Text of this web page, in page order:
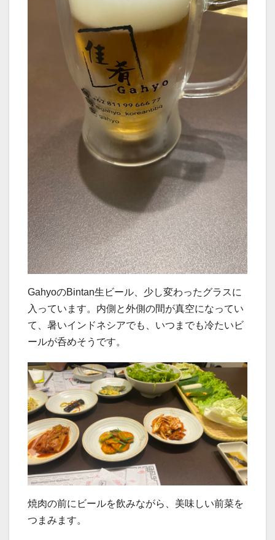
GahyoのBintan生ビール、少し変わったグラスに
入っています。内側と外側の間が真空になってい
て、暑いインドネシアでも、いつまでも冷たいビ
ールが呑めそうです。
焼肉の前にビールを飲みながら、美味しい前菜を
つまみます。